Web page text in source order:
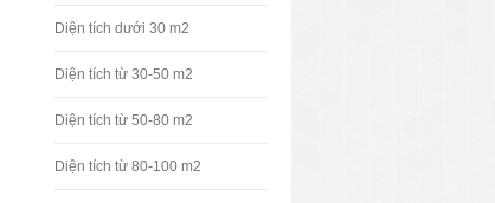
Diện tích dưới 30 m2
Diện tích từ 30-50 m2
Diện tích từ 50-80 m2
Diện tích từ 80-100 m2